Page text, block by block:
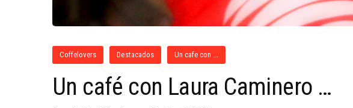
Coffelovers Destacados Un cafe con ...
Un café con Laura Caminero …